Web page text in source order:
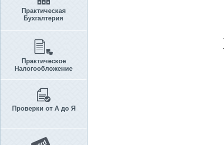
Практическая
Бухгалтерия
Практическое
Налогообложение
Проверки от А до Я